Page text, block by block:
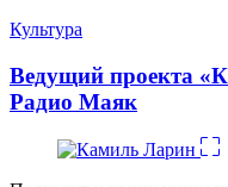
Категории
Культура
Ведущий проекта
Радио Маяк